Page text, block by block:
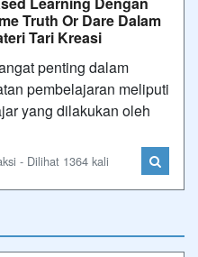
Truth Or Dare Dalam
Tari Kreasi
penting dalam
pembelajaran meliputi
yang dilakukan oleh
- Dilihat 1364 kali